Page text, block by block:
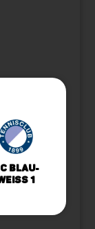
Blau-
1